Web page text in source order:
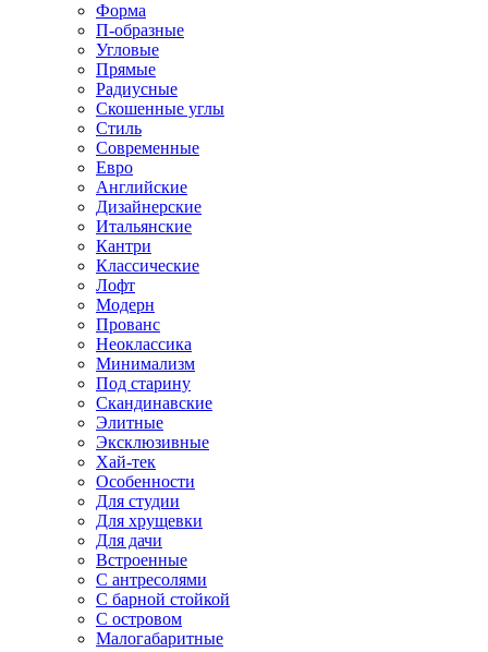
Форма
П-образные
Угловые
Прямые
Радиусные
Скошенные углы
Стиль
Современные
Евро
Английские
Дизайнерские
Итальянские
Кантри
Классические
Лофт
Модерн
Прованс
Неоклассика
Минимализм
Под старину
Скандинавские
Элитные
Эксклюзивные
Хай-тек
Особенности
Для студии
Для хрущевки
Для дачи
Встроенные
С антресолями
С барной стойкой
С островом
Малогабаритные